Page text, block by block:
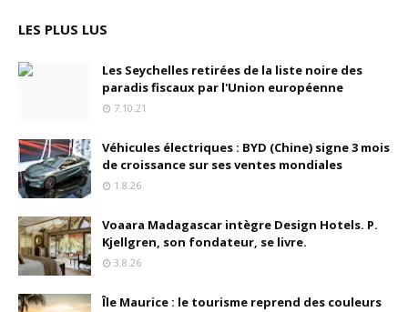
LES PLUS LUS
Les Seychelles retirées de la liste noire des
paradis fiscaux par l'Union européenne
7.10.21
Véhicules électriques : BYD (Chine) signe 3 mois
de croissance sur ses ventes mondiales
1.8.26
Voaara Madagascar intègre Design Hotels. P.
Kjellgren, son fondateur, se livre.
3.8.26
Île Maurice : le tourisme reprend des couleurs